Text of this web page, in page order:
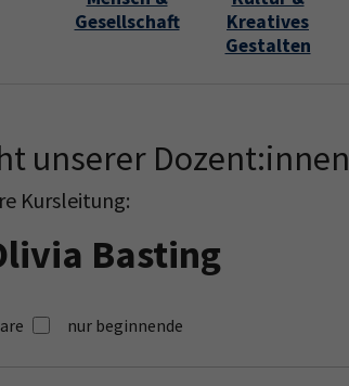
Gesellschaft
Kreatives
Gestalten
unserer Dozent:innen
Kursleitung:
Basting
nur beginnende